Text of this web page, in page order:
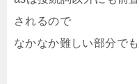
されるので
なかなか難しい部分で